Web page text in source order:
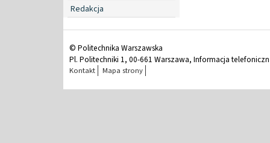
Redakcja
© Politechnika Warszawska
Pl. Politechniki 1, 00-661 Warszawa, Informacja
Kontakt Mapa strony